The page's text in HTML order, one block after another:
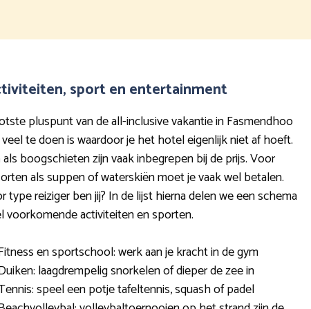
sport en entertainment
pluspunt van de all-inclusive vakantie in Fasmendhoo
te doen is waardoor je het hotel eigenlijk niet af hoeft.
boogschieten zijn vaak inbegrepen bij de prijs. Voor
als suppen of waterskiën moet je vaak wel betalen.
type reiziger ben jij? In de lijst hierna delen we een schema
voorkomende activiteiten en sporten.
en sportschool: werk aan je kracht in de gym
laagdrempelig snorkelen of dieper de zee in
speel een potje tafeltennis, squash of padel